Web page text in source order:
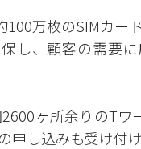
100万枚のSIMカ
し、顧客の需要
ヶ所余りのT
申し込みも受け付け